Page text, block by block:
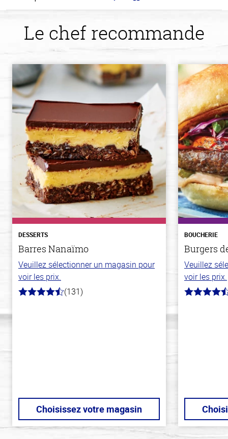
Le chef recommande
DESSERTS
Barres Nanaïmo
Veuillez sélectionner un magasin pour
voir les prix.
4.4
(131)
Choisissez votre magasin
BOUCHERIE
Burgers
Veuillez
voir les prix.
4.7